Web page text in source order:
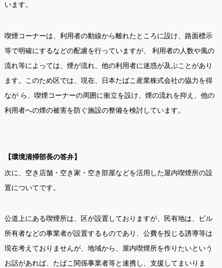
います。
喫煙コーナーは、利用者の動線から離れたところに設け、路面標示
等で明確にするなどの配慮を行っていますが、 利用者の人数や風の
流れ等によっては、煙が流れ、他の利用者に迷惑が及ぶことがあり
ます。このため区では、現在、日本たばこ産業株式会社の協力を得
なが ら、喫煙コーナーの周囲に衝立を設け、煙の流れを抑え、他の
利用者への煙の被害を防ぐ施設の整備を検討しています。
【環境清掃部長の答弁】
次に、空き店舗・空き家・空き部屋などを活用した屋内喫煙所の設
置についてです。
公道上にある喫煙所は、区が設置しておりますが、民有地は、ビル
所有者などの事業者が設置するものであり、公費を投じる誘導等は
現在考えておりませんが、地域から、屋内喫煙所を作りたいという
お話があれば、たばこ関係事業者等と連携し、支援してまいりま